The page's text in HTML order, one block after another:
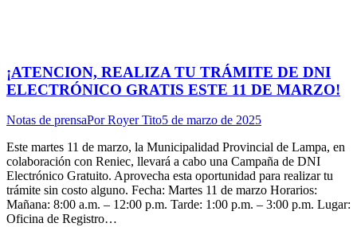
¡ATENCION, REALIZA TU TRÁMITE DE DNI
ELECTRÓNICO GRATIS ESTE 11 DE MARZO!
Notas de prensaPorRoyer Tito5 de marzo de 2025
Este martes 11 de marzo, la Municipalidad Provincial de Lampa, en
colaboración con Reniec, llevará a cabo una Campaña de DNI
Electrónico Gratuito. Aprovecha esta oportunidad para realizar tu
trámite sin costo alguno. Fecha: Martes 11 de marzo Horarios:
Mañana: 8:00 a.m. – 12:00 p.m. Tarde: 1:00 p.m. – 3:00 p.m. Lugar:
Oficina de Registro…